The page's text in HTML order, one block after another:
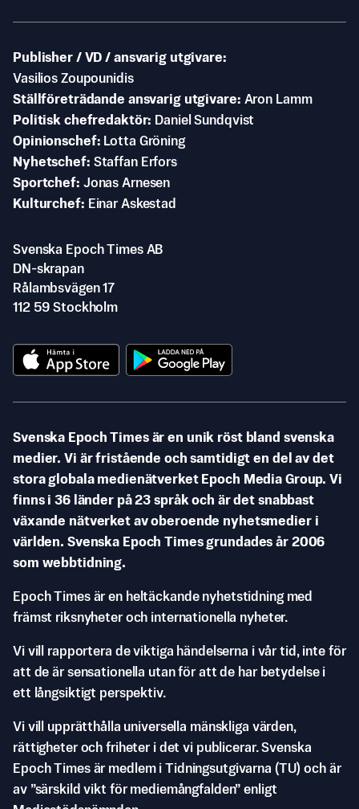
Publisher / VD / ansvarig utgivare
Vasilios Zoupounidis
Ställföreträdande ansvarig utgivare Aron Lamm
Politisk chefredaktör
Daniel Sundqvist
Opinionschef
Lotta Gröning
Nyhetschef Staffan Erfors
Sportchef Jonas Arnesen
Kulturchef
Einar Askestad
Svenska Epoch Times AB
DN-skrapan
Rålambsvägen 17
112 59 Stockholm
Svenska Epoch Times är en unik röst bland svenska
medier. Vi är fristående och samtidigt en del av det
stora globala medienätverket Epoch Media Group. Vi
finns i 36 länder på 23 språk och är det snabbast
växande nätverket av oberoende nyhetsmedier i
världen. Svenska Epoch Times grundades år 2006
som webbtidning.
Epoch Times är en heltäckande nyhetstidning med
främst riksnyheter och internationella nyheter.
Vi vill rapportera de viktiga händelserna i vår tid, inte för
att de är sensationella utan för att de har betydelse i
ett långsiktigt perspektiv.
Vi vill upprätthålla universella mänskliga värden,
rättigheter och friheter i det vi publicerar. Svenska
Epoch Times är medlem i Tidningsutgivarna (TU) och är
av ”särskild vikt för mediemångfalden” enligt